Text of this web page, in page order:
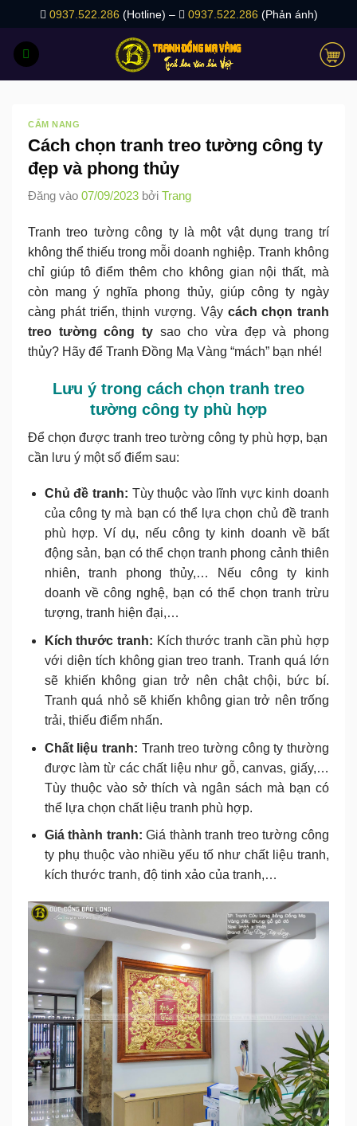
nội
dung
0937.522.286 (Hotline) – 0937.522.286 (Phản ánh)
CẨM NANG
Cách chọn tranh treo tường công ty
đẹp và phong thủy
Đăng vào 07/09/2023 bởi Trang
Tranh treo tường công ty là một vật dụng trang trí
không thể thiếu trong mỗi doanh nghiệp. Tranh không
chỉ giúp tô điểm thêm cho không gian nội thất, mà
còn mang ý nghĩa phong thủy, giúp công ty ngày
càng phát triển, thịnh vượng. Vậy cách chọn tranh
treo tường công ty sao cho vừa đẹp và phong
thủy? Hãy để Tranh Đồng Mạ Vàng “mách” bạn nhé!
Lưu ý trong cách chọn tranh treo
tường công ty phù hợp
Để chọn được tranh treo tường công ty phù hợp, bạn
cần lưu ý một số điểm sau:
Chủ đề tranh: Tùy thuộc vào lĩnh vực kinh doanh
của công ty mà bạn có thể lựa chọn chủ đề tranh
phù hợp. Ví dụ, nếu công ty kinh doanh về bất
động sản, bạn có thể chọn tranh phong cảnh thiên
nhiên, tranh phong thủy,… Nếu công ty kinh
doanh về công nghệ, bạn có thể chọn tranh trừu
tượng, tranh hiện đại,…
Kích thước tranh: Kích thước tranh cần phù hợp
với diện tích không gian treo tranh. Tranh quá lớn
sẽ khiến không gian trở nên chật chội, bức bí.
Tranh quá nhỏ sẽ khiến không gian trở nên trống
trải, thiếu điểm nhấn.
Chất liệu tranh: Tranh treo tường công ty thường
được làm từ các chất liệu như gỗ, canvas, giấy,…
Tùy thuộc vào sở thích và ngân sách mà bạn có
thể lựa chọn chất liệu tranh phù hợp.
Giá thành tranh: Giá thành tranh treo tường công
ty phụ thuộc vào nhiều yếu tố như chất liệu tranh,
kích thước tranh, độ tinh xảo của tranh,…